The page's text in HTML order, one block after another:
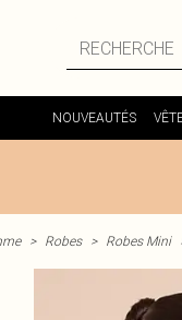
NOUVEAUTÉS
> Robes > Robes Mini